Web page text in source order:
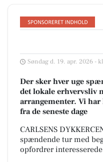
Søndag d. 19. apr. 2026 -
Der sker hver uge
det lokale erhvervsliv
arrangementer. Vi
fra de seneste dage
CARLSENS
spændende tur med
opfordrer